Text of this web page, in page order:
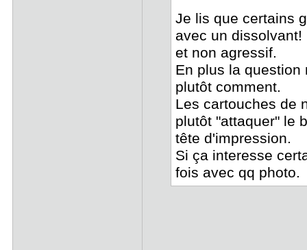
Je lis que certains
avec un
et non agressif.
En plus la
plutôt comment.
Les cartouches de
plutôt "attaquer" le
tête d'impression.
Si ça interesse
fois avec qq photo.